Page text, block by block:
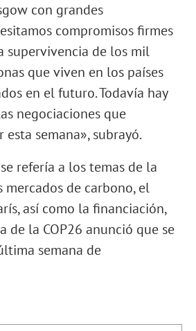
con grandes
compromisos firmes
supervivencia de los mil
que viven en los países
en el futuro. Todavía hay
negociaciones que
semana», subrayó.
refería a los temas de la
mercados de carbono, el
así como la financiación,
de la COP26 anunció que se
semana de